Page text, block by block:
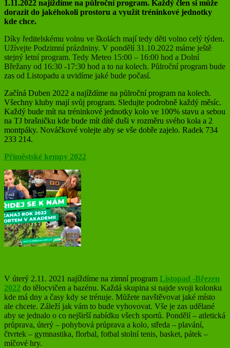
1.11.2022 najíždíme na půlroční program. Každý člen si může
dorazit do jakéhokoli prostoru a využít tréninkové jednotky
kde chce.
Díky ředitelskému volnu ve školách mají tedy děti volno celý týden.
Užívejte Podzimní prázdniny. V pondělí 31.10.2022 máme ještě
stejný letní program. Tedy Meteo 15:00 – 16:00 hod a Dolní
Břežany od 16:30 -17:30 hod a to na kolech. Půlroční program bude
zas od Listopadu a uvidíme jaké bude počasí.
Začíná Duben 2022 a najíždíme na půlroční program na kolech.
Všechny kluby mají svůj program. Sledujte podrobně každý měsíc.
Každý bude mít na tréninkové jednotky kolo ve 100% stavu a sebou
na TJ brašničku kde bude mít dítě duši v rozměru svého kola a 2
montpáky. Nováčkové volejte aby se vše dobře zajelo. Radek 734
233 214.
Příměstské kempy 2022
V úterý 2.11. 2021 najíždíme na zimní program Listopad -Březen
2022 do tělocvičen a bazénu. Každá skupina si najde svoji kolonku
kde má dny a časy kdy se trénuje. Můžete navštěvovat jaké místo
ale chcete. Záleží jak vám to bude vyhovovat. Vše je zas udělané
aby se jednalo o co nejširší nabídku všech sportů. Pondělí – atletická
průprava, úterý – pohybová průprava a kolo, středa – plavání,
čtvrtek – gymnastika, florbal, fotbal stolní tenis, basket, pátek –
míčové hry.